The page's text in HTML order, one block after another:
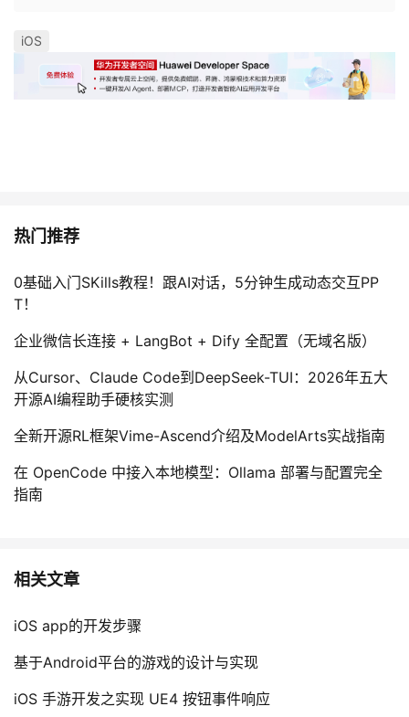
iOS
热门推荐
0基础入门SKills教程！跟AI对话，5分钟生成动态交互PP
T！
企业微信长连接 + LangBot + Dify 全配置（无域名版）
从Cursor、Claude Code到DeepSeek-TUI：2026年五大
开源AI编程助手硬核实测
全新开源RL框架Vime-Ascend介绍及ModelArts实战指南
在 OpenCode 中接入本地模型：Ollama 部署与配置完全
指南
相关文章
iOS app的开发步骤
基于Android平台的游戏的设计与实现
iOS 手游开发之实现 UE4 按钮事件响应